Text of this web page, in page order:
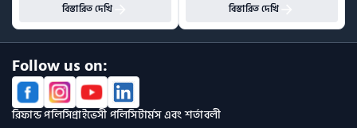
বিস্তারিত দেখি বিস্তারিত দেখি
Follow us on:
রিফান্ড পলিসিপ্রাইভেসী পলিসিটার্মস এবং শর্তাবলী